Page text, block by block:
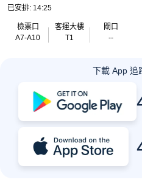
已安排: 14:25
檢票口
A7-A10
客運大樓
T1
閘口
--
下載 App 追